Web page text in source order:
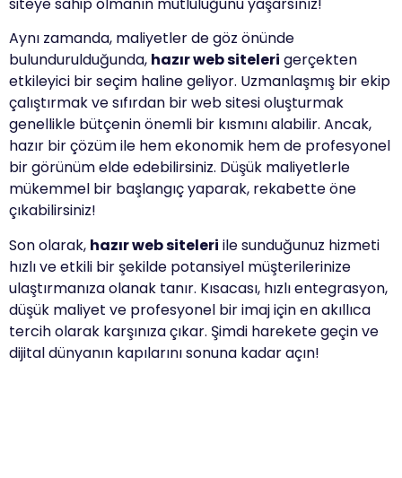
Aynı zamanda, maliyetler de göz önünde
bulundurulduğunda, hazır web siteleri gerçekten
etkileyici bir seçim haline geliyor. Uzmanlaşmış bir ekip
çalıştırmak ve sıfırdan bir web sitesi oluşturmak
genellikle bütçenin önemli bir kısmını alabilir. Ancak,
hazır bir çözüm ile hem ekonomik hem de profesyonel
bir görünüm elde edebilirsiniz. Düşük maliyetlerle
mükemmel bir başlangıç yaparak, rekabette öne
çıkabilirsiniz!
Son olarak, hazır web siteleri ile sunduğunuz hizmeti
hızlı ve etkili bir şekilde potansiyel müşterilerinize
ulaştırmanıza olanak tanır. Kısacası, hızlı entegrasyon,
düşük maliyet ve profesyonel bir imaj için en akıllıca
tercih olarak karşınıza çıkar. Şimdi harekete geçin ve
dijital dünyanın kapılarını sonuna kadar açın!